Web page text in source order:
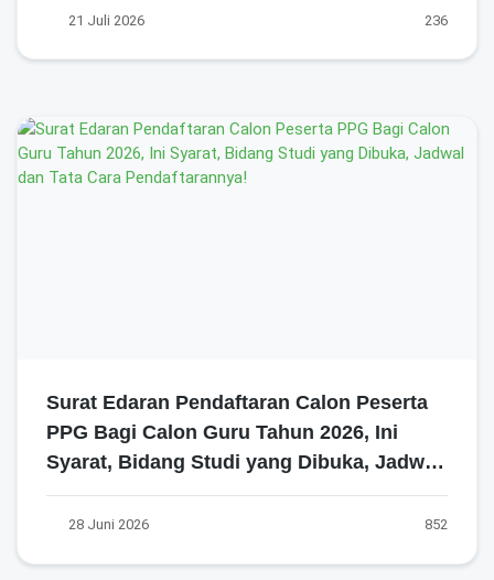
Akhirnya!
21 Juli 2026 236
Surat Edaran Pendaftaran Calon Peserta
PPG Bagi Calon Guru Tahun 2026, Ini
Syarat, Bidang Studi yang Dibuka, Jadwal
dan Tata Cara Pendaftarannya!
28 Juni 2026 852